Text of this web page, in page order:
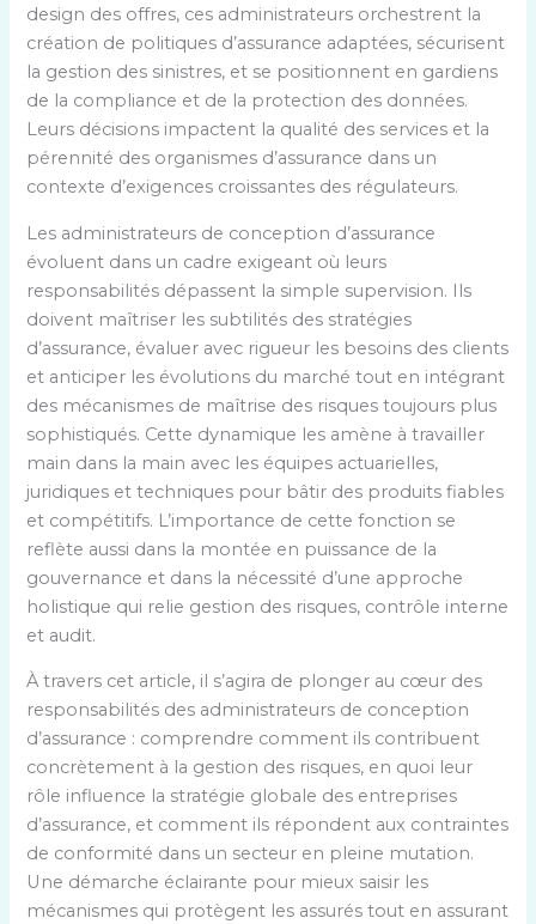
design des offres, ces administrateurs orchestrent la
création de politiques d’assurance adaptées, sécurisent
la gestion des sinistres, et se positionnent en gardiens
de la compliance et de la protection des données.
Leurs décisions impactent la qualité des services et la
pérennité des organismes d’assurance dans un
contexte d’exigences croissantes des régulateurs.
Les administrateurs de conception d’assurance
évoluent dans un cadre exigeant où leurs
responsabilités dépassent la simple supervision. Ils
doivent maîtriser les subtilités des stratégies
d’assurance, évaluer avec rigueur les besoins des clients
et anticiper les évolutions du marché tout en intégrant
des mécanismes de maîtrise des risques toujours plus
sophistiqués. Cette dynamique les amène à travailler
main dans la main avec les équipes actuarielles,
juridiques et techniques pour bâtir des produits fiables
et compétitifs. L’importance de cette fonction se
reflète aussi dans la montée en puissance de la
gouvernance et dans la nécessité d’une approche
holistique qui relie gestion des risques, contrôle interne
et audit.
À travers cet article, il s’agira de plonger au cœur des
responsabilités des administrateurs de conception
d’assurance : comprendre comment ils contribuent
concrètement à la gestion des risques, en quoi leur
rôle influence la stratégie globale des entreprises
d’assurance, et comment ils répondent aux contraintes
de conformité dans un secteur en pleine mutation.
Une démarche éclairante pour mieux saisir les
mécanismes qui protègent les assurés tout en assurant